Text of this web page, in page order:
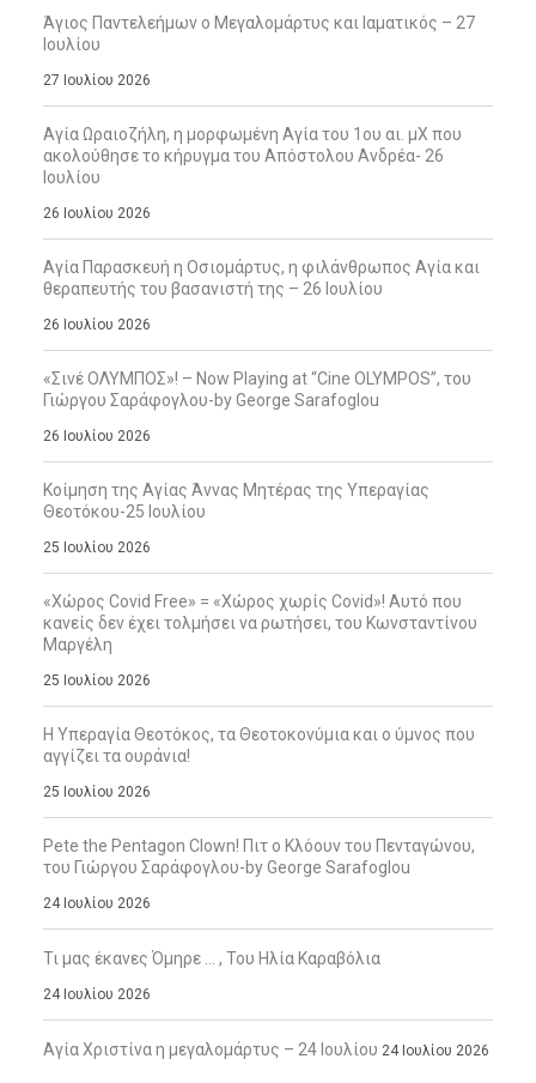
Άγιος Παντελεήμων ο Μεγαλομάρτυς και Ιαματικός – 27
Ιουλίου
27 Ιουλίου 2026
Αγία Ωραιοζήλη, η μορφωμένη Αγία του 1ου αι. μΧ που
ακολούθησε το κήρυγμα του Απόστολου Ανδρέα- 26
Ιουλίου
26 Ιουλίου 2026
Αγία Παρασκευή η Οσιομάρτυς, η φιλάνθρωπος Αγία και
θεραπευτής του βασανιστή της – 26 Ιουλίου
26 Ιουλίου 2026
«Σινέ ΟΛΥΜΠΟΣ»! – Now Playing at “Cine OLYMPOS”, του
Γιώργου Σαράφογλου-by George Sarafoglou
26 Ιουλίου 2026
Κοίμηση της Αγίας Άννας Μητέρας της Υπεραγίας
Θεοτόκου-25 Ιουλίου
25 Ιουλίου 2026
«Χώρος Covid Free» = «Χώρος χωρίς Covid»! Αυτό που
κανείς δεν έχει τολμήσει να ρωτήσει, του Κωνσταντίνου
Μαργέλη
25 Ιουλίου 2026
Η Υπεραγία Θεοτόκος, τα Θεοτοκονύμια και ο ύμνος που
αγγίζει τα ουράνια!
25 Ιουλίου 2026
Pete the Pentagon Clown! Πιτ ο Κλόουν του Πενταγώνου,
του Γιώργου Σαράφογλου-by George Sarafoglou
24 Ιουλίου 2026
Τι μας έκανες Όμηρε … , Του Ηλία Καραβόλια
24 Ιουλίου 2026
Αγία Χριστίνα η μεγαλομάρτυς – 24 Ιουλίου 24 Ιουλίου 2026